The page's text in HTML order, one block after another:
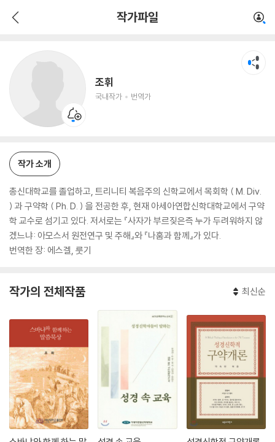
작가파일
조휘
국내작가 번역가
작가 소개
총신대학교를 졸업하고, 트리니티 복음주의 신학교에서 목회학 ( M. Div.
) 과 구약학 ( Ph. D. ) 을 전공한 후, 현재 아세아연합신학대학교에서 구약
학 교수로 섬기고 있다. 저서로는 『사자가 부르짖은즉 누가 두려워하지 않
겠느냐: 아모스서 원전연구 및 주해』와 『나훔과 함께』가 있다.
번역한 장: 에스겔, 룻기
작가의 전체작품 최신순